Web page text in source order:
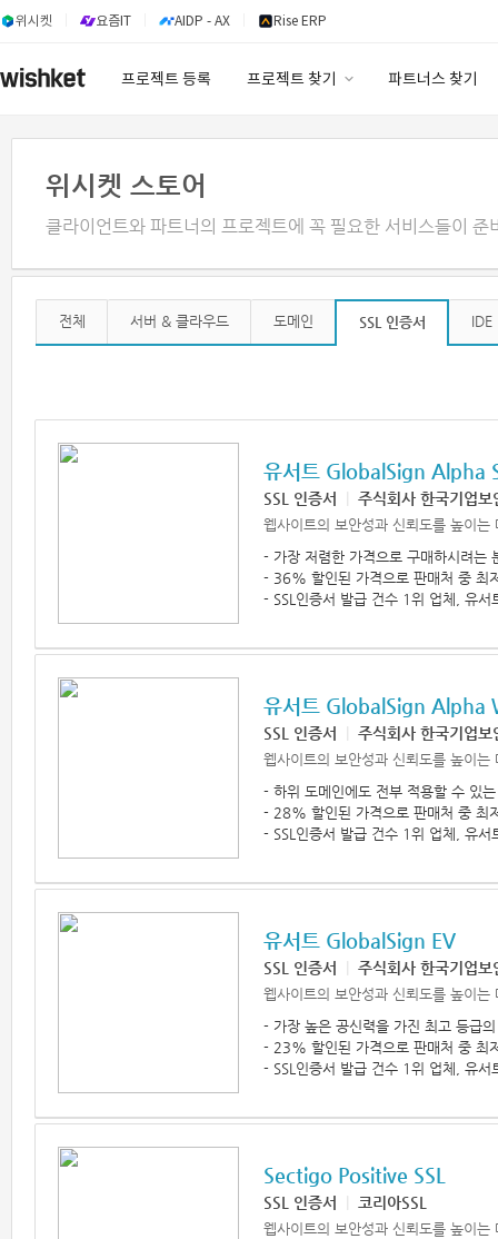
위시켓 요즘IT AIDP - AX Rise ERP
프로젝트 등록 프로젝트 찾기 파트너스 찾기
위시켓 스토어
클라이언트와 파트너의 프로젝트에 꼭 필요한 서비스들이 준
전체 서버 & 클라우드 도메인 SSL 인증서 IDE
유서트 GlobalSign Alpha
SSL 인증서 주식회사 한국기업보
웹사이트의 보안성과 신뢰도를 높이
- 가장 저렴한 가격으로 구매하시려는
- 36% 할인된 가격으로 판매처 중 최
- SSL인증서 발급 건수 1위 업체, 유서
유서트 GlobalSign Alpha
SSL 인증서 주식회사 한국기업보
웹사이트의 보안성과 신뢰도를 높이
- 하위 도메인에도 전부 적용할 수 있
- 28% 할인된 가격으로 판매처 중 최
- SSL인증서 발급 건수 1위 업체, 유서
유서트 GlobalSign EV
SSL 인증서 주식회사 한국기업보
웹사이트의 보안성과 신뢰도를 높이
- 가장 높은 공신력을 가진 최고 등급
- 23% 할인된 가격으로 판매처 중 최
- SSL인증서 발급 건수 1위 업체, 유서
Sectigo Positive SSL
SSL 인증서 코리아SSL
웹사이트의 보안성과 신뢰도를 높이